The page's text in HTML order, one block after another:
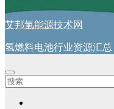
艾邦氢能源技术网
氢燃料电池行业资源汇总